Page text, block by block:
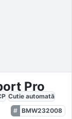
Pro
Cutie automată
BMW232008